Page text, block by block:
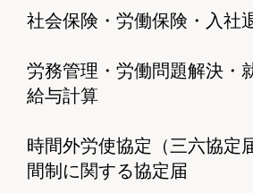
社会保険・労働保険・入社
労務管理・労働問題解決・
給与計算
時間外労使協定（三六協定
間制に関する協定届